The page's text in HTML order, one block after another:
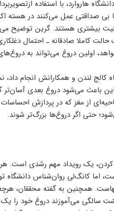
با بی صداقتی عمل می‌کنند در هسته
بیشتری هستند. گرین توضیح
کاملا صادقانه ـ احتمال
اولین دروغ می‌تواند به
کالج لندن و همکارانش انجام
از مغز که در پردازش
حتی اگر دروغ‌ها بزرگ‌تر شوند.
کردن، یک رویداد مهم رشدی است.
اما کانگ‌لی روان‌شناس دانشگاه
همچنین به گفته محققان،
سالگی می‌آموزند دروغ خود